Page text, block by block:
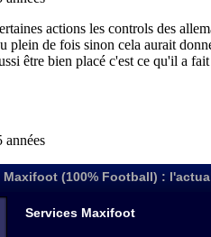
Maxifoot (100% Football) :
Services Maxifoot